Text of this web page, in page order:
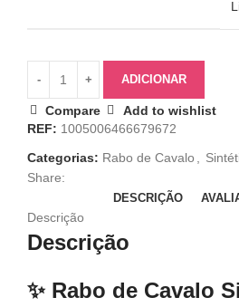
ADICIONAR
Compare
Add to wishlist
REF: 1005006466679672
Categorias: Rabo de Cavalo ,
Share:
DESCRIÇÃO
Descrição
Descrição
✨ Rabo de Cavalo